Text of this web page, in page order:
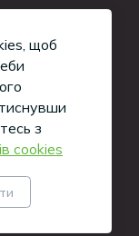
Rights
хлопці з
щоб
з
cookies